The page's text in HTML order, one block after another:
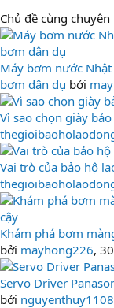
Chủ đề cùng chuyên
Máy bơm nước
bơm dân dụ bởi
Vì sao chọn giày
Vai trò của bảo hộ
Khám phá bơm
bởi mayhong226,
Servo Driver
bởi nguyenthuy1108